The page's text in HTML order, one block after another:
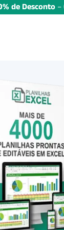
de Desconto –